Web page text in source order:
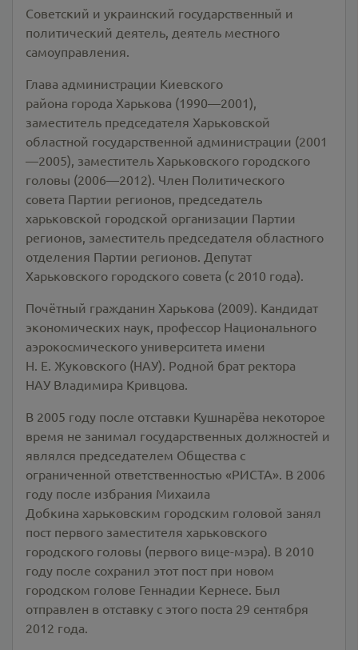
Советский и украинский государственный и
политический деятель, деятель местного
самоуправления.
Глава администрации Киевского
района города Харькова (1990—2001),
заместитель председателя Харьковской
областной государственной администрации (2001
—2005), заместитель Харьковского городского
головы (2006—2012). Член Политического
совета Партии регионов, председатель
харьковской городской организации Партии
регионов, заместитель председателя областного
отделения Партии регионов. Депутат
Харьковского городского совета (с 2010 года).
Почётный гражданин Харькова (2009). Кандидат
экономических наук, профессор Национального
аэрокосмического университета имени
Н. Е. Жуковского (НАУ). Родной брат ректора
НАУ Владимира Кривцова.
В 2005 году после отставки Кушнарёва некоторое
время не занимал государственных должностей и
являлся председателем Общества с
ограниченной ответственностью «РИСТА». В 2006
году после избрания Михаила
Добкина харьковским городским головой занял
пост первого заместителя харьковского
городского головы (первого вице-мэра). В 2010
году после сохранил этот пост при новом
городском голове Геннадии Кернесе. Был
отправлен в отставку с этого поста 29 сентября
2012 года.